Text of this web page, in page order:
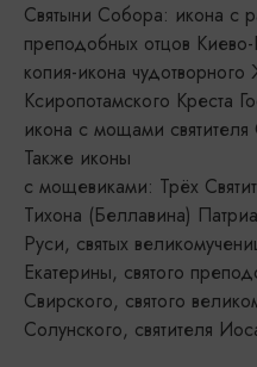
Святыни Собора: икона с
преподобных отцов
копия-икона
Ксиропотамского Креста
икона с мощами
Также иконы
с мощевиками: Трёх
Тихона (Беллавина)
Руси, святых
Екатерины, святого
Свирского, святого
Солунского, святителя